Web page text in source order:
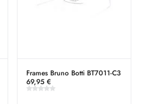
Frames Bruno Botti BT7011-C3
69,95 €